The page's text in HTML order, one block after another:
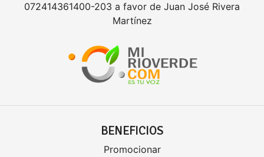
072414361400-203 a favor de Juan José Rivera
Martínez
BENEFICIOS
Promocionar